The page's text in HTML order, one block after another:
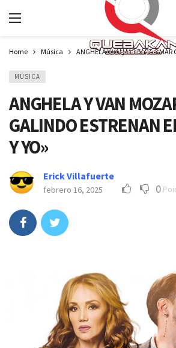
Home Música ANGHELA Y VAN MOZART OMAR
MÚSICA
ANGHELA Y VAN
GALINDO ESTRENAN
Y YO»
Erick Villafuerte
febrero 16, 2025 0